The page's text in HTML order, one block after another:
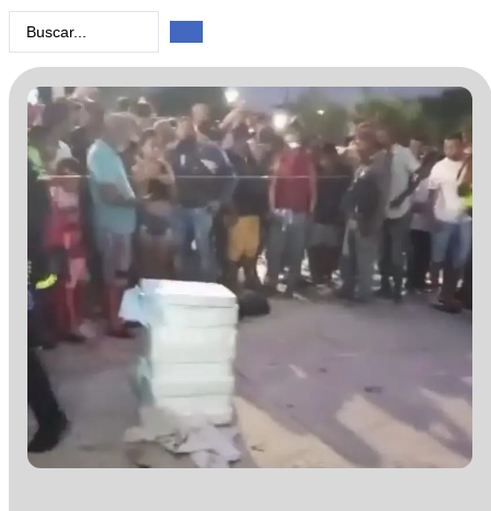
Search